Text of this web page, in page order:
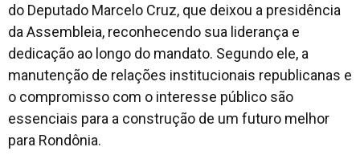
do Deputado Marcelo Cruz, que deixou a presidência
da Assembleia, reconhecendo sua liderança e
dedicação ao longo do mandato. Segundo ele, a
manutenção de relações institucionais republicanas e
o compromisso com o interesse público são
essenciais para a construção de um futuro melhor
para Rondônia.